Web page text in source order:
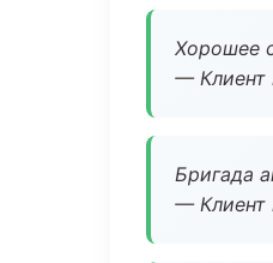
Хорошее
— Клиент
Бригада
— Клиент